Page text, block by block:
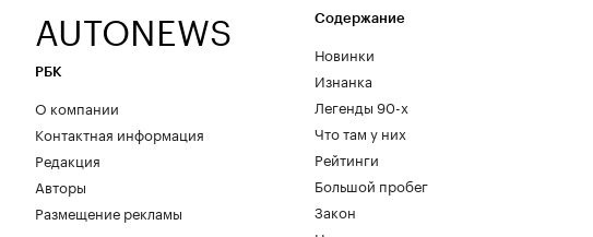
AUTONEWS
РБК
О компании
Контактная информация
Редакция
Авторы
Размещение рекламы
Содержание
Новинки
Изнанка
Легенды 90-х
Что там у них
Рейтинги
Большой пробег
Закон